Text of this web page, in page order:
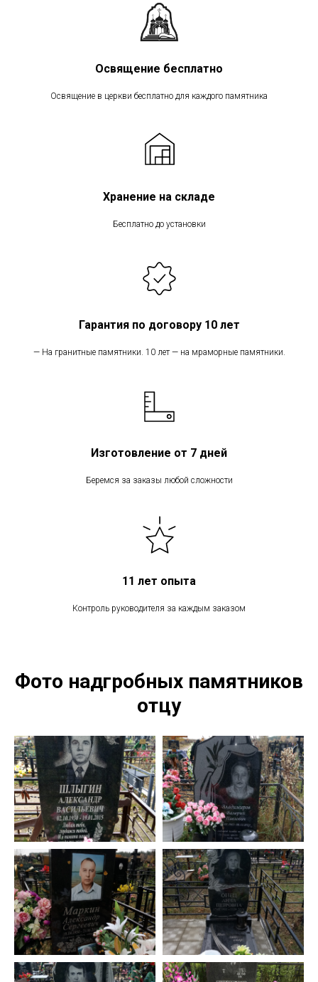
Освящение бесплатно
Освящение в церкви бесплатно для каждого памятника
Хранение на складе
Бесплатно до установки
Гарантия по договору 10 лет
— На гранитные памятники. 10 лет — на мраморные памятники.
Изготовление от 7 дней
Беремся за заказы любой сложности
11 лет опыта
Контроль руководителя за каждым заказом
Фото надгробных памятников
отцу